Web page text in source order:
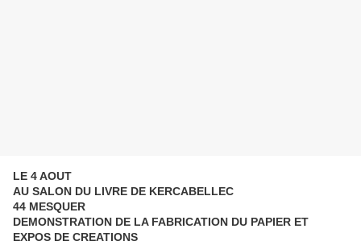
LE 4 AOUT
AU SALON DU LIVRE DE KERCABELLEC
44 MESQUER
DEMONSTRATION DE LA FABRICATION DU PAPIER ET
EXPOS DE CREATIONS